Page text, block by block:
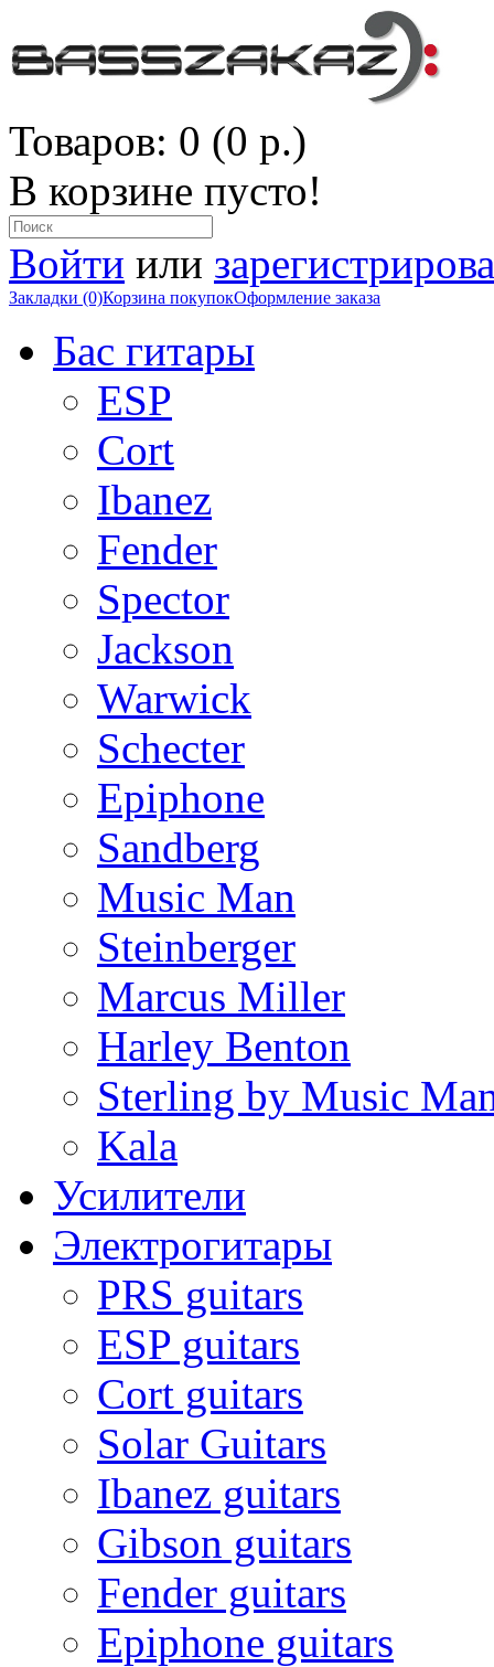
Товаров: 0 (0 р.)
В корзине пусто!
Войти или
Закладки (0)Корзина покупокОформление заказа
Бас гитары
ESP
Cort
Ibanez
Fender
Spector
Jackson
Warwick
Schecter
Epiphone
Sandberg
Music Man
Steinberger
Marcus Miller
Harley Benton
Sterling by Music
Kala
Усилители
Электрогитары
PRS guitars
ESP guitars
Cort guitars
Solar Guitars
Ibanez guitars
Gibson guitars
Fender guitars
Epiphone guitars